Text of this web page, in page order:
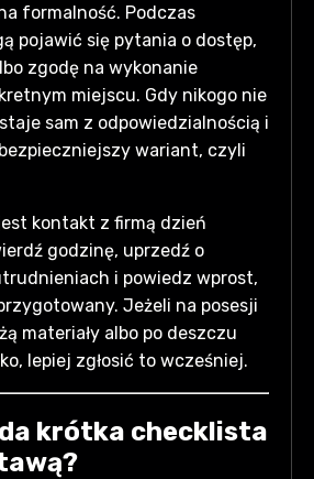
formalność. Podczas
pojawić się pytania o dostęp,
zgodę na wykonanie
miejscu. Gdy nikogo nie
sam z odpowiedzialnością i
wariant, czyli
kontakt z firmą dzień
godzinę, uprzedź o
i powiedz wprost,
Jeżeli na posesji
materiały albo po deszczu
lepiej zgłosić to wcześniej.
krótka checklista